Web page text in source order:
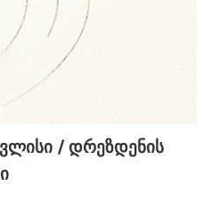
/ დრეზდენის